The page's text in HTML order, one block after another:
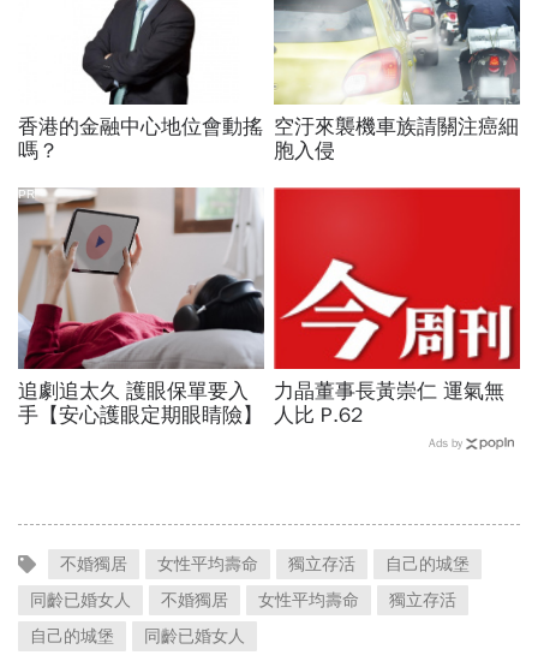
香港的金融中心地位會動搖
嗎？
空汙來襲機車族請關注癌細
胞入侵
追劇追太久 護眼保單要入
手【安心護眼定期眼睛險】
PR
力晶董事長黃崇仁 運氣無
人比 P.62
Ads by
不婚獨居 女性平均壽命 獨立存活
自己的城堡
同齡已婚女人
不婚獨居 女性平均壽命
獨立存活
自己的城堡
同齡已婚女人